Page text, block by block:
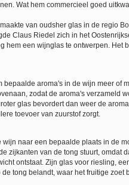
Wat hem commercieel goed
van oudsher glas in de regio
Claus Riedel zich in het
hem een wijnglas te ontwerpen. Het
aroma's in de wijn meer of
zodat de aroma's verzameld
glas bevordert dan weer de
toevoer van zuurstof zorgt.
naar een bepaalde plaats in de
zijkanten van de tong stuurt, omdat
ontstaat. Zijn glas voor riesling,
tong belandt, waar het fruitige zoet